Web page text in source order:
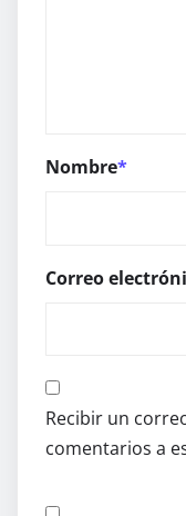
Nombre*
Correo
Recibir un
comentarios a